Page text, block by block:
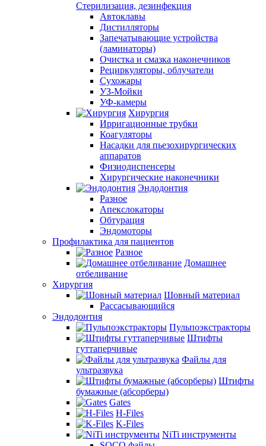
Стерилизация, дезинфекция
Автоклавы
Дистилляторы
Запечатывающие устройства
(ламинаторы)
Очистка и смазка наконечников
Рециркуляторы, облучатели
Сухожары
УЗ-Мойки
УФ-камеры
Хирургия
Ирригационные трубки
Коагуляторы
Насадки для пьезохирургических
аппаратов
Физиодиспенсеры
Хирургические наконечники
Эндодонтия
Разное
Апекслокаторы
Обтурация
Эндомоторы
Профилактика для пациентов
Разное
Домашнее
отбеливание
Хирургия
Шовный материал
Рассасывающийся
Эндодонтия
Пульпоэкстракторы
Штифты
гуттаперчивые
Файлы для
ультразвука
Штифты
бумажные (абсорберы)
Gates
H-Files
K-Files
NiTi инструменты